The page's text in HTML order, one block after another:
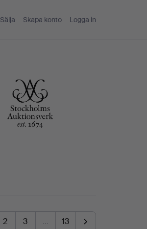
Sälja Skapa konto Logga in
2 3 … 13